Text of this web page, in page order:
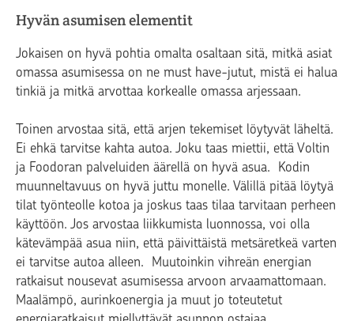
Hyvän asumisen elementit
Jokaisen on hyvä pohtia omalta osaltaan sitä, mitkä asiat
omassa asumisessa on ne must have-jutut, mistä ei halua
tinkiä ja mitkä arvottaa korkealle omassa arjessaan.
Toinen arvostaa sitä, että arjen tekemiset löytyvät läheltä.
Ei ehkä tarvitse kahta autoa. Joku taas miettii, että Voltin
ja Foodoran palveluiden äärellä on hyvä asua. Kodin
muunneltavuus on hyvä juttu monelle. Välillä pitää löytyä
tilat työnteolle kotoa ja joskus taas tilaa tarvitaan perheen
käyttöön. Jos arvostaa liikkumista luonnossa, voi olla
kätevämpää asua niin, että päivittäistä metsäretkeä varten
ei tarvitse autoa alleen. Muutoinkin vihreän energian
ratkaisut nousevat asumisessa arvoon arvaamattomaan.
Maalämpö, aurinkoenergia ja muut jo toteutetut